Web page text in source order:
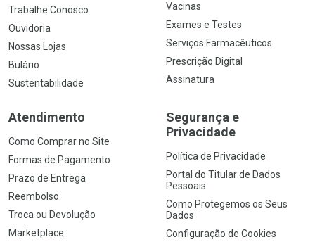
Trabalhe Conosco
Ouvidoria
Nossas Lojas
Bulário
Sustentabilidade
Vacinas
Exames e Testes
Serviços Farmacêuticos
Prescrição Digital
Assinatura
Atendimento
Como Comprar no Site
Formas de Pagamento
Prazo de Entrega
Reembolso
Troca ou Devolução
Marketplace
Segurança e
Privacidade
Política de Privacidade
Portal do Titular de Dados
Pessoais
Como Protegemos os Seus
Dados
Configuração de Cookies